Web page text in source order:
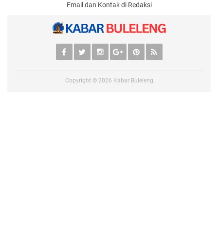
Email dan Kontak di Redaksi
Copyright © 2026 Kabar Buleleng